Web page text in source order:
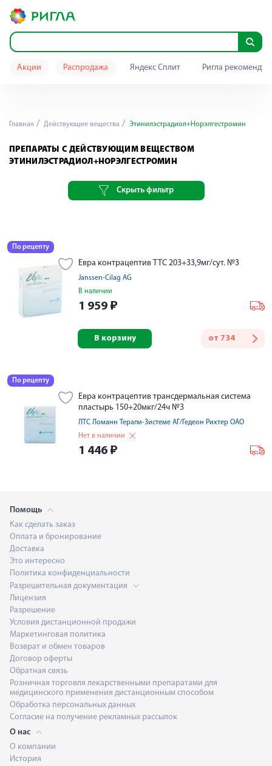
Акции Распродажа Яндекс Сплит Ригла
Главная Действующие вещества Этинилэстрадиол+Норэлгестромин
ПРЕПАРАТЫ С ДЕЙСТВУЮЩИМ ВЕЩЕСТВОМ
ЭТИНИЛЭСТРАДИОЛ+НОРЭЛГЕСТРОМИН
Скрыть фильтр
По рецепту
Евра контрацептив ТТС 203+33,9мг/сут. №3
Janssen-Cilag AG
В наличии
1 959 ₽
от 734
В корзину
По рецепту
Евра контрацептив трансдермальная система
пластырь 150+20мкг/24ч №3
ЛТС Ломанн Терапи-Зистеме АГ/Гедеон Рихтер ОАО
Нет в наличии
1 446 ₽
Помощь
Как сделать заказ
Оплата и бронирование
Доставка
Это интересно
Политика конфиденциальности
Разрешительная документация
Лицензия
Разрешение
Условия дистанционной продажи
Маркетинговая политика
Возврат и обмен товаров
Договор оферты
Обратная связь
Розничная торговля лекарственными препаратами для
медицинского применения дистанционным способом
Обработка персональных данных
Согласие на получение рекламных рассылок
О нас
О компании
История